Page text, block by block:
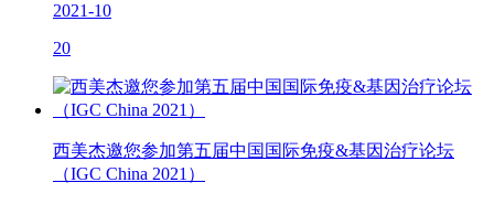
2021-10
20
西美杰邀您参加第五届中国国际免疫&基因治疗论坛
（IGC China 2021）